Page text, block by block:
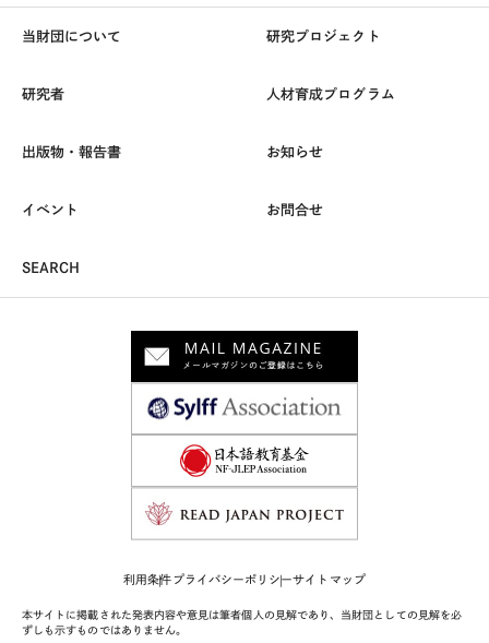
当財団について 研究プロジェクト
研究者 人材育成プログラム
出版物・報告書 お知らせ
イベント お問合せ
SEARCH
利用条件プライバシーポリシーサイトマップ
本サイトに掲載された発表内容や意見は筆者個人の見解であり、当財団としての見解を必
ずしも示すものではありません。